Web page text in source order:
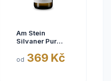
Am Stein
Silvaner Pur
od 369 Kč